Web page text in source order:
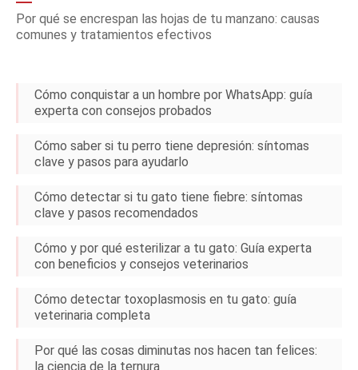
Por qué se encrespan las hojas de tu manzano: causas
comunes y tratamientos efectivos
Cómo conquistar a un hombre por WhatsApp: guía
experta con consejos probados
Cómo saber si tu perro tiene depresión: síntomas
clave y pasos para ayudarlo
Cómo detectar si tu gato tiene fiebre: síntomas
clave y pasos recomendados
Cómo y por qué esterilizar a tu gato: Guía experta
con beneficios y consejos veterinarios
Cómo detectar toxoplasmosis en tu gato: guía
veterinaria completa
Por qué las cosas diminutas nos hacen tan felices:
la ciencia de la ternura